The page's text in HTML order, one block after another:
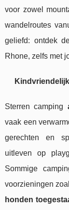
voor zowel
wandelroutes
geliefd: ontdek
Rhone, zelfs met
Sterren camping
vaak een
gerechten en
uitleven op
Sommige
voorzieningen
honden